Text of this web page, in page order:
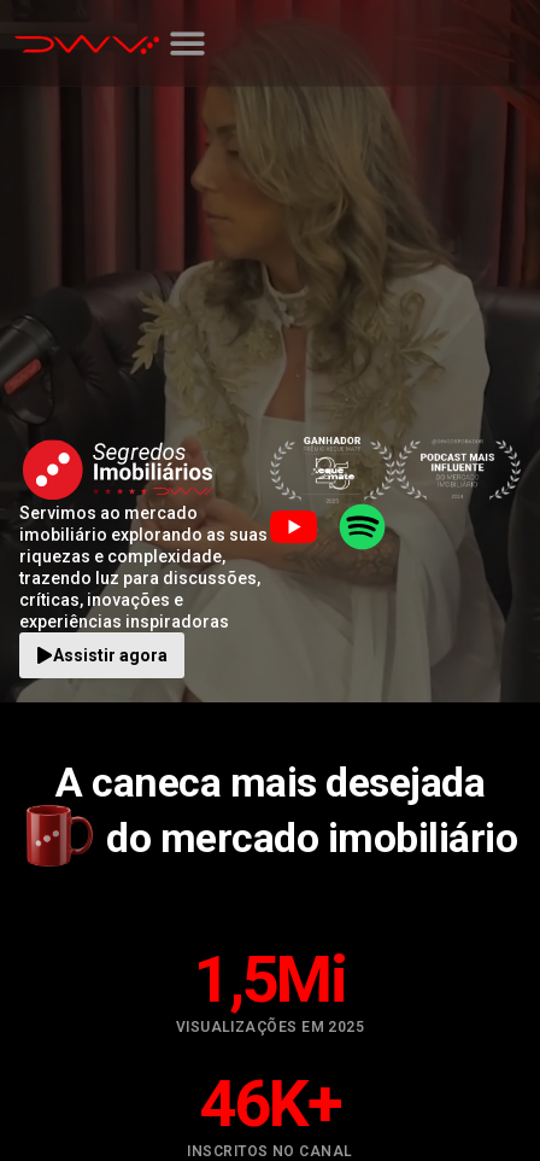
Servimos ao mercado
imobiliário explorando as suas
riquezas e complexidade,
trazendo luz para discussões,
críticas, inovações e
experiências inspiradoras
Assistir agora
A caneca mais desejada
do mercado imobiliário
VISUALIZAÇÕES EM 2025
1,5Mi
INSCRITOS NO CANAL
46K+